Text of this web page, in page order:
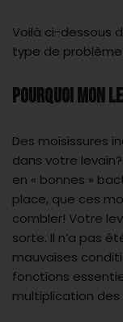
Voilà ci-dessous
type de
POURQUOI MON
Des moisissures
dans votre
en « bonnes »
place, que ces
combler! Votre
sorte. Il n’a pas
mauvaises
fonctions
multiplication